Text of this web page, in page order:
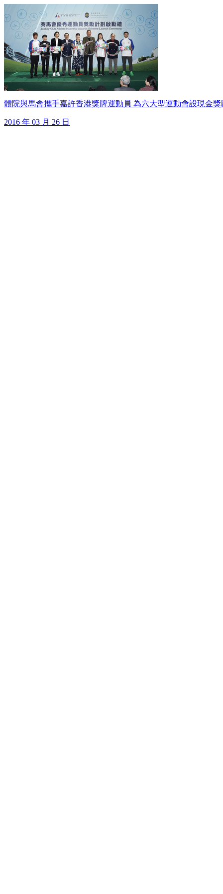
體院與馬會攜手嘉許香港獎牌運動員 為六大型運動會設現金獎
2016 年 03 月 26 日